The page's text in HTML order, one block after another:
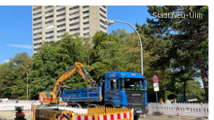
Stadt Neu-Ulm